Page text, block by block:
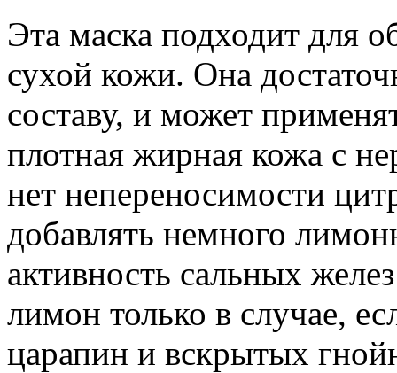
Эта маска подходит для
сухой кожи. Она
составу, и может
плотная жирная кожа с
нет непереносимости
добавлять немного
активность сальных
лимон только в случае,
царапин и вскрытых